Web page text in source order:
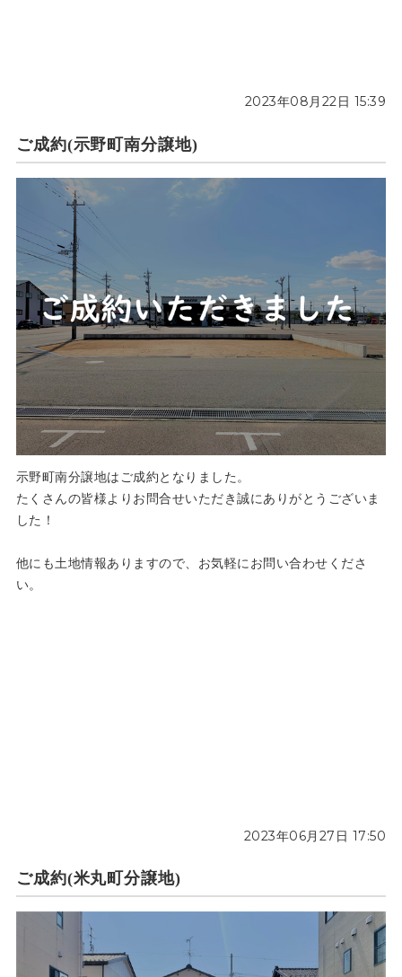
2023年08月22日 15:39
ご成約(示野町南分譲地)
示野町南分譲地はご成約となりました。
たくさんの皆様よりお問合せいただき誠にありがとうございま
した！
他にも土地情報ありますので、お気軽にお問い合わせくださ
い。
2023年06月27日 17:50
ご成約(米丸町分譲地)